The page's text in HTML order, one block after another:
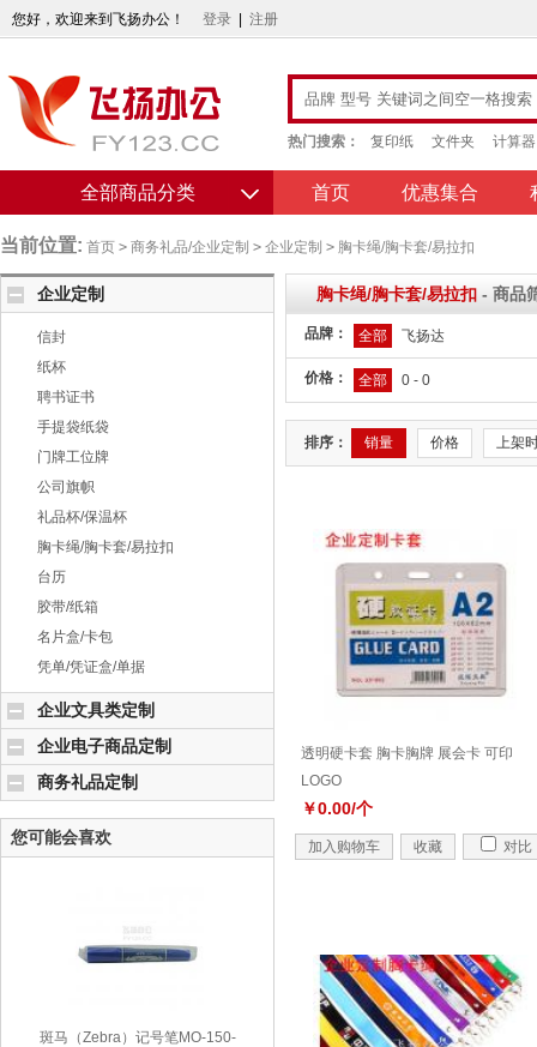
您好，欢迎来到飞扬办公！ 登录 注册
热门搜索： 复印纸 文件夹 计算器
全部商品分类 首页 优惠集合
当前位置: 首页 > 商务礼品/企业定制 > 企业定制 > 胸卡绳/胸卡套/易拉扣
企业定制
信封
纸杯
聘书证书
手提袋纸袋
门牌工位牌
公司旗帜
礼品杯/保温杯
胸卡绳/胸卡套/易拉扣
台历
胶带/纸箱
名片盒/卡包
凭单/凭证盒/单据
企业文具类定制
企业电子商品定制
商务礼品定制
您可能会喜欢
斑马（Zebra）记号笔MO-150-
胸卡绳/胸卡套/易拉扣 - 商品
品牌： 全部 飞扬达
价格： 全部 0 - 0
排序： 销量 价格 上架
透明硬卡套 胸卡胸牌 展会卡 可印
LOGO
￥0.00/个
加入购物车 收藏 对比